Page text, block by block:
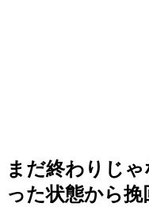
まだ終わりじ
った状態から挽